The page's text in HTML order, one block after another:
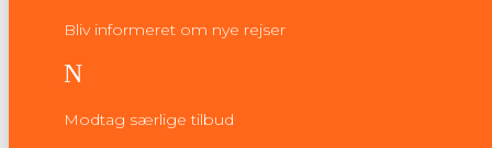
Bliv informeret om nye rejser
N
Modtag særlige tilbud